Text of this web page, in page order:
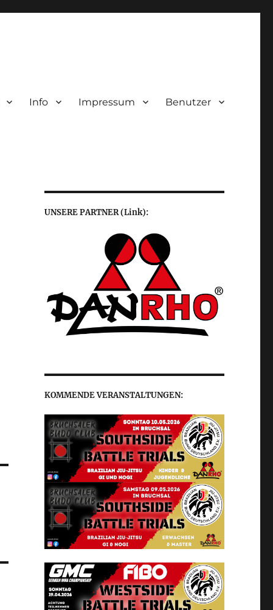
Info Impressum Benutzer
UNSERE PARTNER (Link):
KOMMENDE VERANSTALTUNGEN: